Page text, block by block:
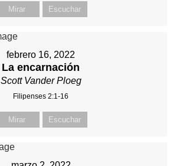
Mirar Escuchar
febrero 16, 2022
La encarnación
Scott Vander Ploeg
Filipenses 2:1-16
Mirar Escuchar